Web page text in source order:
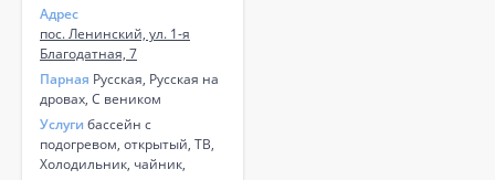
Адрес
пос. Ленинский, ул. 1-я
Благодатная, 7
Парная Русская, Русская на
дровах, С веником
Услуги бассейн с
подогревом, открытый, ТВ,
Холодильник, чайник,